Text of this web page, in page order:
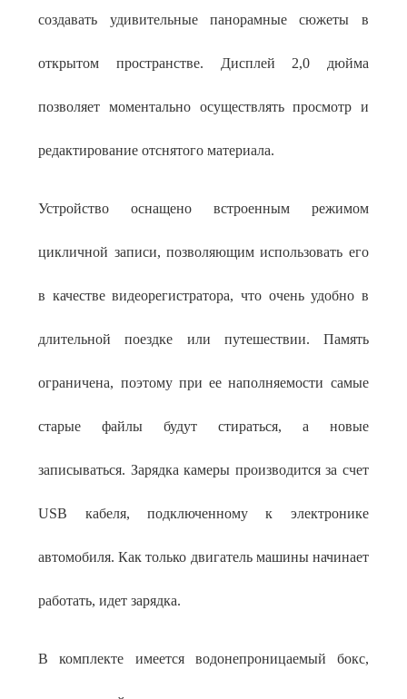
создавать удивительные панорамные сюжеты в
открытом пространстве. Дисплей 2,0 дюйма
позволяет моментально осуществлять просмотр и
редактирование отснятого материала.
Устройство оснащено встроенным режимом
цикличной записи, позволяющим использовать его
в качестве видеорегистратора, что очень удобно в
длительной поездке или путешествии. Память
ограничена, поэтому при ее наполняемости самые
старые файлы будут стираться, а новые
записываться. Зарядка камеры производится за счет
USB кабеля, подключенному к электронике
автомобиля. Как только двигатель машины начинает
работать, идет зарядка.
В комплекте имеется водонепроницаемый бокс,